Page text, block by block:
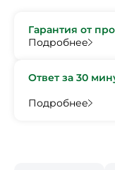
Гарантия от
Подробнее
Ответ за 30
Подробнее